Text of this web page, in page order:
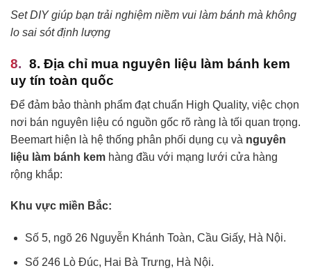
Set DIY giúp bạn trải nghiệm niềm vui làm bánh mà không
lo sai sót định lượng
8. Địa chỉ mua nguyên liệu làm bánh kem
uy tín toàn quốc
Để đảm bảo thành phẩm đạt chuẩn High Quality, việc chọn
nơi bán nguyên liệu có nguồn gốc rõ ràng là tối quan trọng.
Beemart hiện là hệ thống phân phối dụng cụ và nguyên
liệu làm bánh kem hàng đầu với mạng lưới cửa hàng
rộng khắp:
Khu vực miền Bắc:
Số 5, ngõ 26 Nguyễn Khánh Toàn, Cầu Giấy, Hà Nội.
Số 246 Lò Đúc, Hai Bà Trưng, Hà Nội.